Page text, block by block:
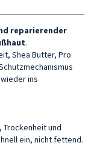
reparierender
.
Shea Butter, Pro
ins
Trockenheit und
ein, nicht fettend.